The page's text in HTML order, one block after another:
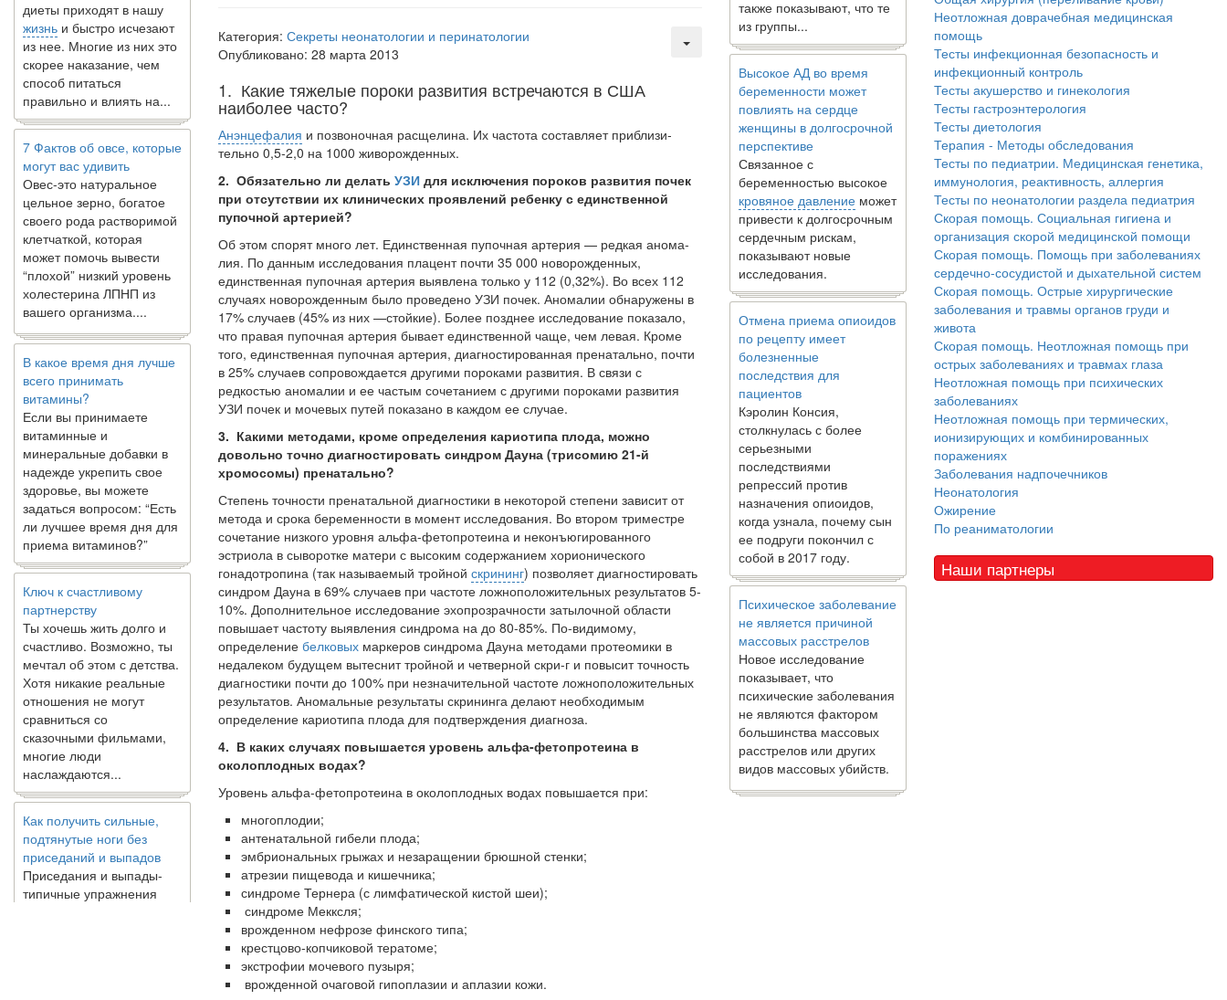
из нее. Многие из них это
скорее наказание, чем
правильно и влиять на...
7 Фактов об овсе, которые
могут вас удивить
Овес-это натуральное
цельное зерно, богатое
своего рода растворимой
клетчаткой, которая
может помочь вывести
“плохой” низкий уровень
холестерина ЛПНП из
вашего организма....
В какое время дня лучше
всего принимать
витамины?
Если вы принимаете
витаминные и
минеральные добавки в
надежде укрепить свое
здоровье, вы можете
задаться вопросом: “Есть
ли лучшее время дня для
приема витаминов?”
Ключ к счастливому
партнерству
Ты хочешь жить долго и
счастливо. Возможно, ты
мечтал об этом с детства.
Хотя никакие реальные
отношения не могут
сравниться со
сказочными фильмами,
многие люди
наслаждаются...
Как получить сильные,
подтянутые ноги без
приседаний и выпадов
Приседания и выпады-
типичные упражнения
для укрепления мышц
нижней части тела. Хотя
Категория: Секреты неонатологии и перинатологии
Опубликовано: 28 марта 2013
1. Какие тяжелые пороки развития встречаются в США
наиболее часто?
Анэнцефалия и позвоночная расщелина. Их частота составляет приблизи­
тельно 0,5-2,0 на 1000 живорожденных.
2. Обязательно ли делать УЗИ для исключения пороков развития почек
при отсутствии их клинических проявлений ребенку с единственной
пупочной артерией?
Об этом спорят много лет. Единственная пупочная артерия — редкая анома­
лия. По данным исследования плацент почти 35 000 новорожденных,
единствен­ная пупочная артерия выявлена только у 112 (0,32%). Во всех 112
случаях ново­рожденным было проведено УЗИ почек. Аномалии обнаружены в
17% случаев (45% из них —стойкие). Более позднее исследование показало,
что правая пупоч­ная артерия бывает единственной чаще, чем левая. Кроме
того, единственная пупочная артерия, диагностированная пренатально, почти
в 25% случаев сопро­вождается другими пороками развития. В связи с
редкостью аномалии и ее частым сочетанием с другими пороками развития
УЗИ почек и мочевых путей по­казано в каждом ее случае.
3. Какими методами, кроме определения кариотипа плода, можно
довольно точно диагностировать синдром Дауна (трисомию 21-й
хромосомы) пренатально?
Степень точности пренатальной диагностики в некоторой степени зависит от
метода и срока беременности в момент исследования. Во втором триместре
соче­тание низкого уровня альфа-фетопротеина и неконъюгированного
эстриола в сыво­ротке матери с высоким содержанием хорионического
гонадотропина (так называ­емый тройной скрининг) позволяет диагностировать
синдром Дауна в 69% случаев при частоте ложноположительных результатов 5-
10%. Дополнительное исследова­ние эхопрозрачности затылочной области
повышает частоту выявления синдрома на до 80-85%. По-видимому,
определение белковых маркеров синдрома Дауна методами протеомики в
недалеком будущем вытеснит тройной и четверной скри-г и повысит точность
диагностики почти до 100% при незначительной частоте ложноположительных
результатов. Аномальные результаты скрининга делают необходимым
определение кариотипа плода для подтверждения диагноза.
4. В каких случаях повышается уровень альфа-фетопротеина в
околоплодных водах?
Уровень альфа-фетопротеина в околоплодных водах повышается при:
многоплодии;
антенатальной гибели плода;
эмбриональных грыжах и незаращении брюшной стенки;
атрезии пищевода и кишечника;
синдроме Тернера (с лимфатической кистой шеи);
синдроме Мекксля;
врожденном нефрозе финского типа;
крестцово-копчиковой тератоме;
экстрофии мочевого пузыря;
врожденной очаговой гипоплазии и аплазии кожи.
также показывают, что те
из группы...
Высокое АД во время
беременности может
повлиять на сердце
женщины в долгосрочной
перспективе
Связанное с
беременностью высокое
кровяное давление может
привести к долгосрочным
сердечным рискам,
показывают новые
исследования.
Отмена приема опиоидов
по рецепту имеет
болезненные
последствия для
пациентов
Кэролин Консия,
столкнулась с более
серьезными
последствиями
репрессий против
назначения опиоидов,
когда узнала, почему сын
ее подруги покончил с
собой в 2017 году.
Психическое заболевание
не является причиной
массовых расстрелов
Новое исследование
показывает, что
психические заболевания
не являются фактором
большинства массовых
расстрелов или других
видов массовых убийств.
Неотложная доврачебная медицинская
помощь
Тесты инфекционная безопасность и
инфекционный контроль
Тесты акушерство и гинекология
Тесты гастроэнтерология
Тесты диетология
Терапия - Методы обследования
Тесты по педиатрии. Медицинская генетика,
иммунология, реактивность, аллергия
Тесты по неонатологии раздела педиатрия
Скорая помощь. Социальная гигиена и
организация скорой медицинской помощи
Скорая помощь. Помощь при заболеваниях
сердечно-сосудистой и дыхательной систем
Скорая помощь. Острые хирургические
заболевания и травмы органов груди и
живота
Скорая помощь. Неотложная помощь при
острых заболеваниях и травмах глаза
Неотложная помощь при психических
заболеваниях
Неотложная помощь при термических,
ионизирующих и комбинированных
поражениях
Заболевания надпочечников
Неонатология
Ожирение
По реаниматологии
Наши партнеры